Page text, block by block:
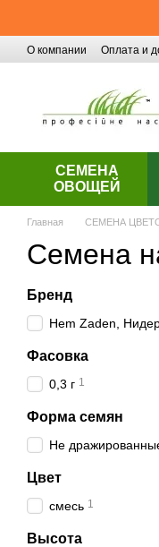
О компании Оплата и
СЕМЕНА
ОВОЩЕЙ
Главная СЕМЕНА
Семена
Бренд
Hem Zaden,
Фасовка
0,3 г 1
Форма семян
Не
Цвет
смесь 1
Высота